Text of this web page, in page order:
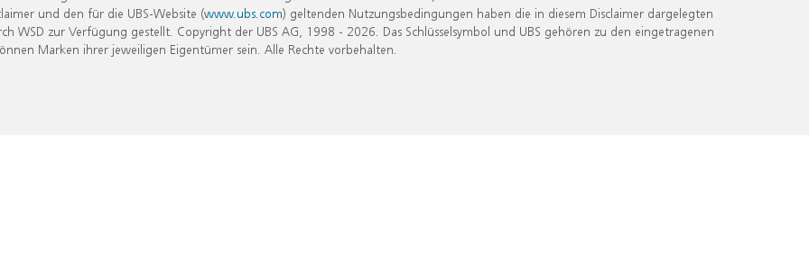
und den für die UBS-Website (www.ubs.com) geltenden Nutzungsbedingungen haben die in diesem Disclaimer dargelegten
zur Verfügung gestellt. Copyright der UBS AG, 1998 - 2026. Das Schlüsselsymbol und UBS gehören zu den eingetragenen
Marken ihrer jeweiligen Eigentümer sein. Alle Rechte vorbehalten.